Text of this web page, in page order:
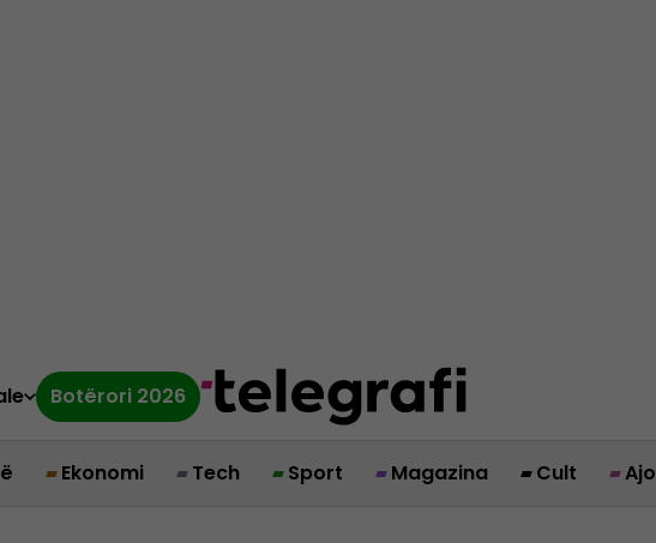
Botërori 2026
Ekonomi Tech Sport Magazina Cult Ajo